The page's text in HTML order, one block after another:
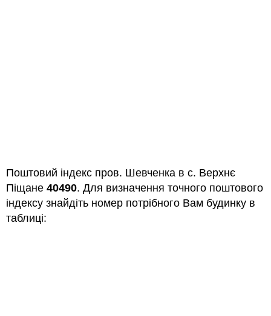
Поштовий індекс пров. Шевченка в с. Верхнє
Піщане 40490. Для визначення точного поштового
індексу знайдіть номер потрібного Вам будинку в
таблиці: